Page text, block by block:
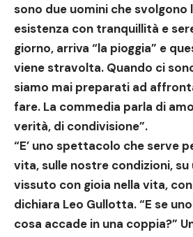
sono due uomini che svolgono
esistenza con tranquillità e
giorno, arriva “la pioggia” e
viene stravolta. Quando ci
siamo mai preparati ad
fare. La commedia parla di
verità, di condivisione”.
“E’ uno spettacolo che serve
vita, sulle nostre condizioni, su
vissuto con gioia nella vita,
dichiara Leo Gullotta. “E se
cosa accade in una coppia?”